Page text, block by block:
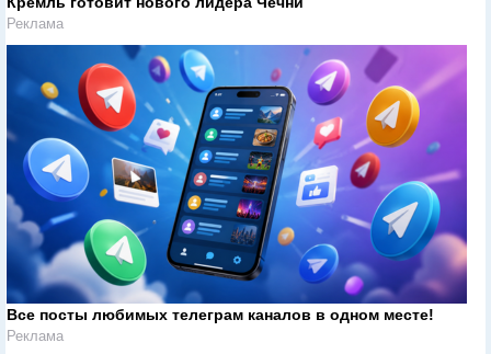
Реклама
Все посты любимых телеграм каналов в одном месте!
Реклама